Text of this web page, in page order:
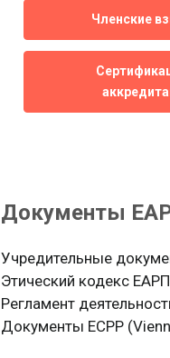
Членские
Документы
Учредительные
Этический кодекс
Регламент
Документы ЕСРР